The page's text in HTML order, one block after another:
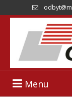
Menu